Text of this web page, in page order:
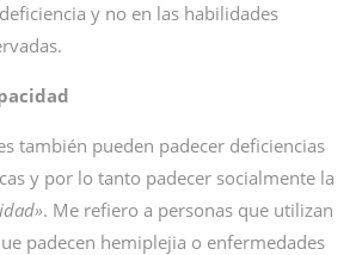
y no en las habilidades
también pueden padecer deficiencias
y por lo tanto padecer socialmente la
. Me refiero a personas que utilizan
padecen hemiplejia o enfermedades